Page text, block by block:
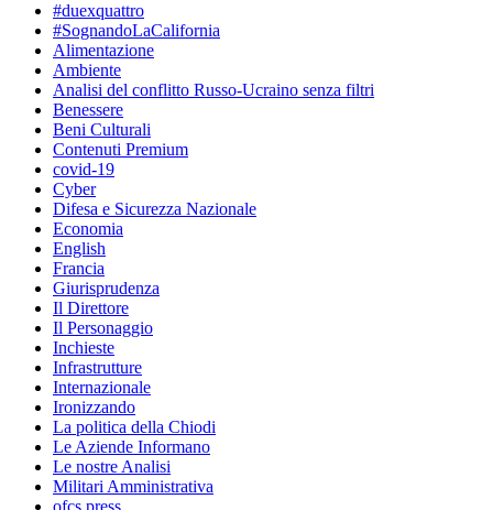
#duexquattro
#SognandoLaCalifornia
Alimentazione
Ambiente
Analisi del conflitto Russo-Ucraino senza filtri
Benessere
Beni Culturali
Contenuti Premium
covid-19
Cyber
Difesa e Sicurezza Nazionale
Economia
English
Francia
Giurisprudenza
Il Direttore
Il Personaggio
Inchieste
Infrastrutture
Internazionale
Ironizzando
La politica della Chiodi
Le Aziende Informano
Le nostre Analisi
Militari Amministrativa